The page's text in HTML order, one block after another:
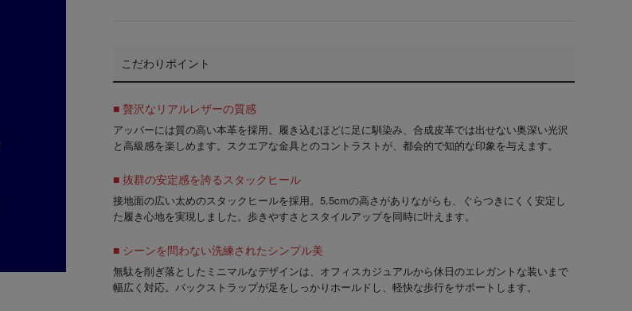
こだわりポイント
■ 贅沢なリアルレザーの質感
アッパーには質の高い本革を採用。履き込むほどに足に馴染み、合成皮革では出せない奥深い光沢
と高級感を楽しめます。スクエアな金具とのコントラストが、都会的で知的な印象を与えます。
■ 抜群の安定感を誇るスタックヒール
接地面の広い太めのスタックヒールを採用。5.5cmの高さがありながらも、ぐらつきにくく安定し
た履き心地を実現しました。歩きやすさとスタイルアップを同時に叶えます。
■ シーンを問わない洗練されたシンプル美
無駄を削ぎ落としたミニマルなデザインは、オフィスカジュアルから休日のエレガントな装いまで
幅広く対応。バックストラップが足をしっかりホールドし、軽快な歩行をサポートします。